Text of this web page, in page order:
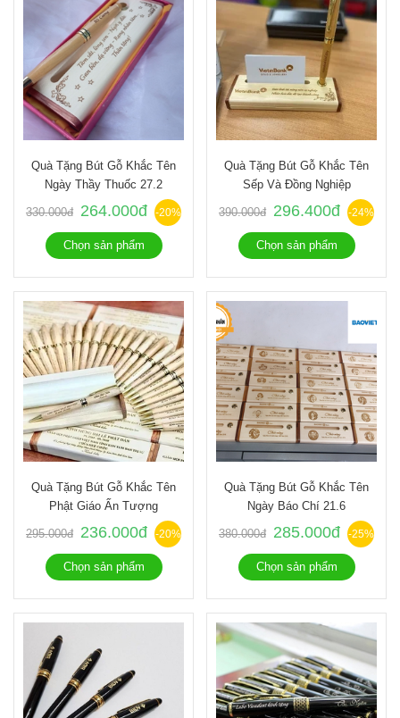
Quà Tặng Bút Gỗ Khắc Tên
Ngày Thầy Thuốc 27.2
330.000đ 264.000đ -20%
Chọn sản phẩm
Quà Tặng Bút Gỗ Khắc Tên
Sếp Và Đồng Nghiệp
390.000đ 296.400đ -24%
Chọn sản phẩm
Quà Tặng Bút Gỗ Khắc Tên
Phật Giáo Ấn Tượng
295.000đ 236.000đ -20%
Chọn sản phẩm
Quà Tặng Bút Gỗ Khắc Tên
Ngày Báo Chí 21.6
380.000đ 285.000đ -25%
Chọn sản phẩm